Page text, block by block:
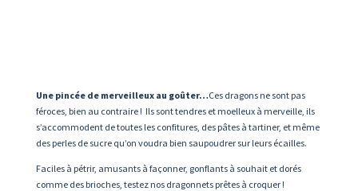
Une pincée de merveilleux au goûter…Ces dragons ne sont pas
féroces, bien au contraire ! Ils sont tendres et moelleux à merveille, ils
s’accommodent de toutes les confitures, des pâtes à tartiner, et même
des perles de sucre qu’on voudra bien saupoudrer sur leurs écailles.
Faciles à pétrir, amusants à façonner, gonflants à souhait et dorés
comme des brioches, testez nos dragonnets prêtes à croquer !